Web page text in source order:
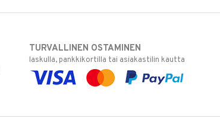
TURVALLINEN OSTAMINEN
laskulla, pankkikortilla tai asiakastilin kautta